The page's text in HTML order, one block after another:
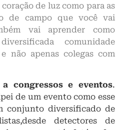
de luz como para as
de campo que você vai
vai aprender como
comunidade
não apenas colegas com
congressos e eventos.
de um evento como esse
conjunto diversificado de
detectores de